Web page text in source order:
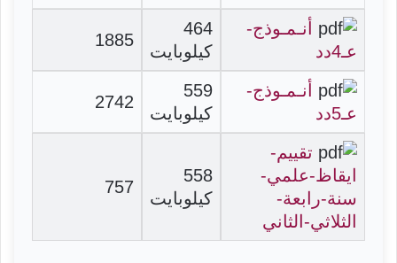
أنـمـوذج-
عـ4دد
464
كيلوبايت
1885
أنـمـوذج-
عـ5دد
559
كيلوبايت
2742
تقييم-
ايقاظ-علمي-
سنة-رابعة-
الثلاثي-الثاني
558
كيلوبايت
757